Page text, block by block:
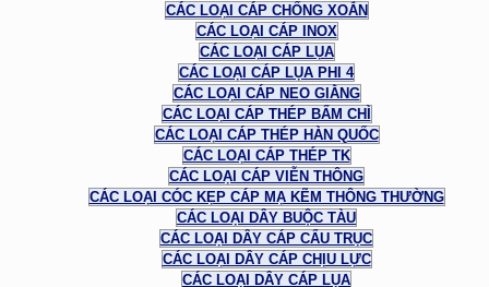
CÁC LOẠI CÁP CHỐNG XOẮN
CÁC LOẠI CÁP INOX
CÁC LOẠI CÁP LỤA
CÁC LOẠI CÁP LỤA PHI 4
CÁC LOẠI CÁP NEO GIẰNG
CÁC LOẠI CÁP THÉP BẤM CHÌ
CÁC LOẠI CÁP THÉP HÀN QUỐC
CÁC LOẠI CÁP THÉP TK
CÁC LOẠI CÁP VIỄN THÔNG
CÁC LOẠI CÓC KẸP CÁP MẠ KẼM THÔNG THƯỜNG
CÁC LOẠI DÂY BUỘC TÀU
CÁC LOẠI DÂY CÁP CẨU TRỤC
CÁC LOẠI DÂY CÁP CHỊU LỰC
CÁC LOẠI DÂY CÁP LỤA